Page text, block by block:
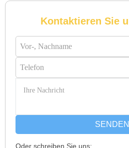
schon, sie müsste aufgebrochen
Michael B. aus
Kontaktieren Sie
SENDEN
Oder schreiben Sie uns: